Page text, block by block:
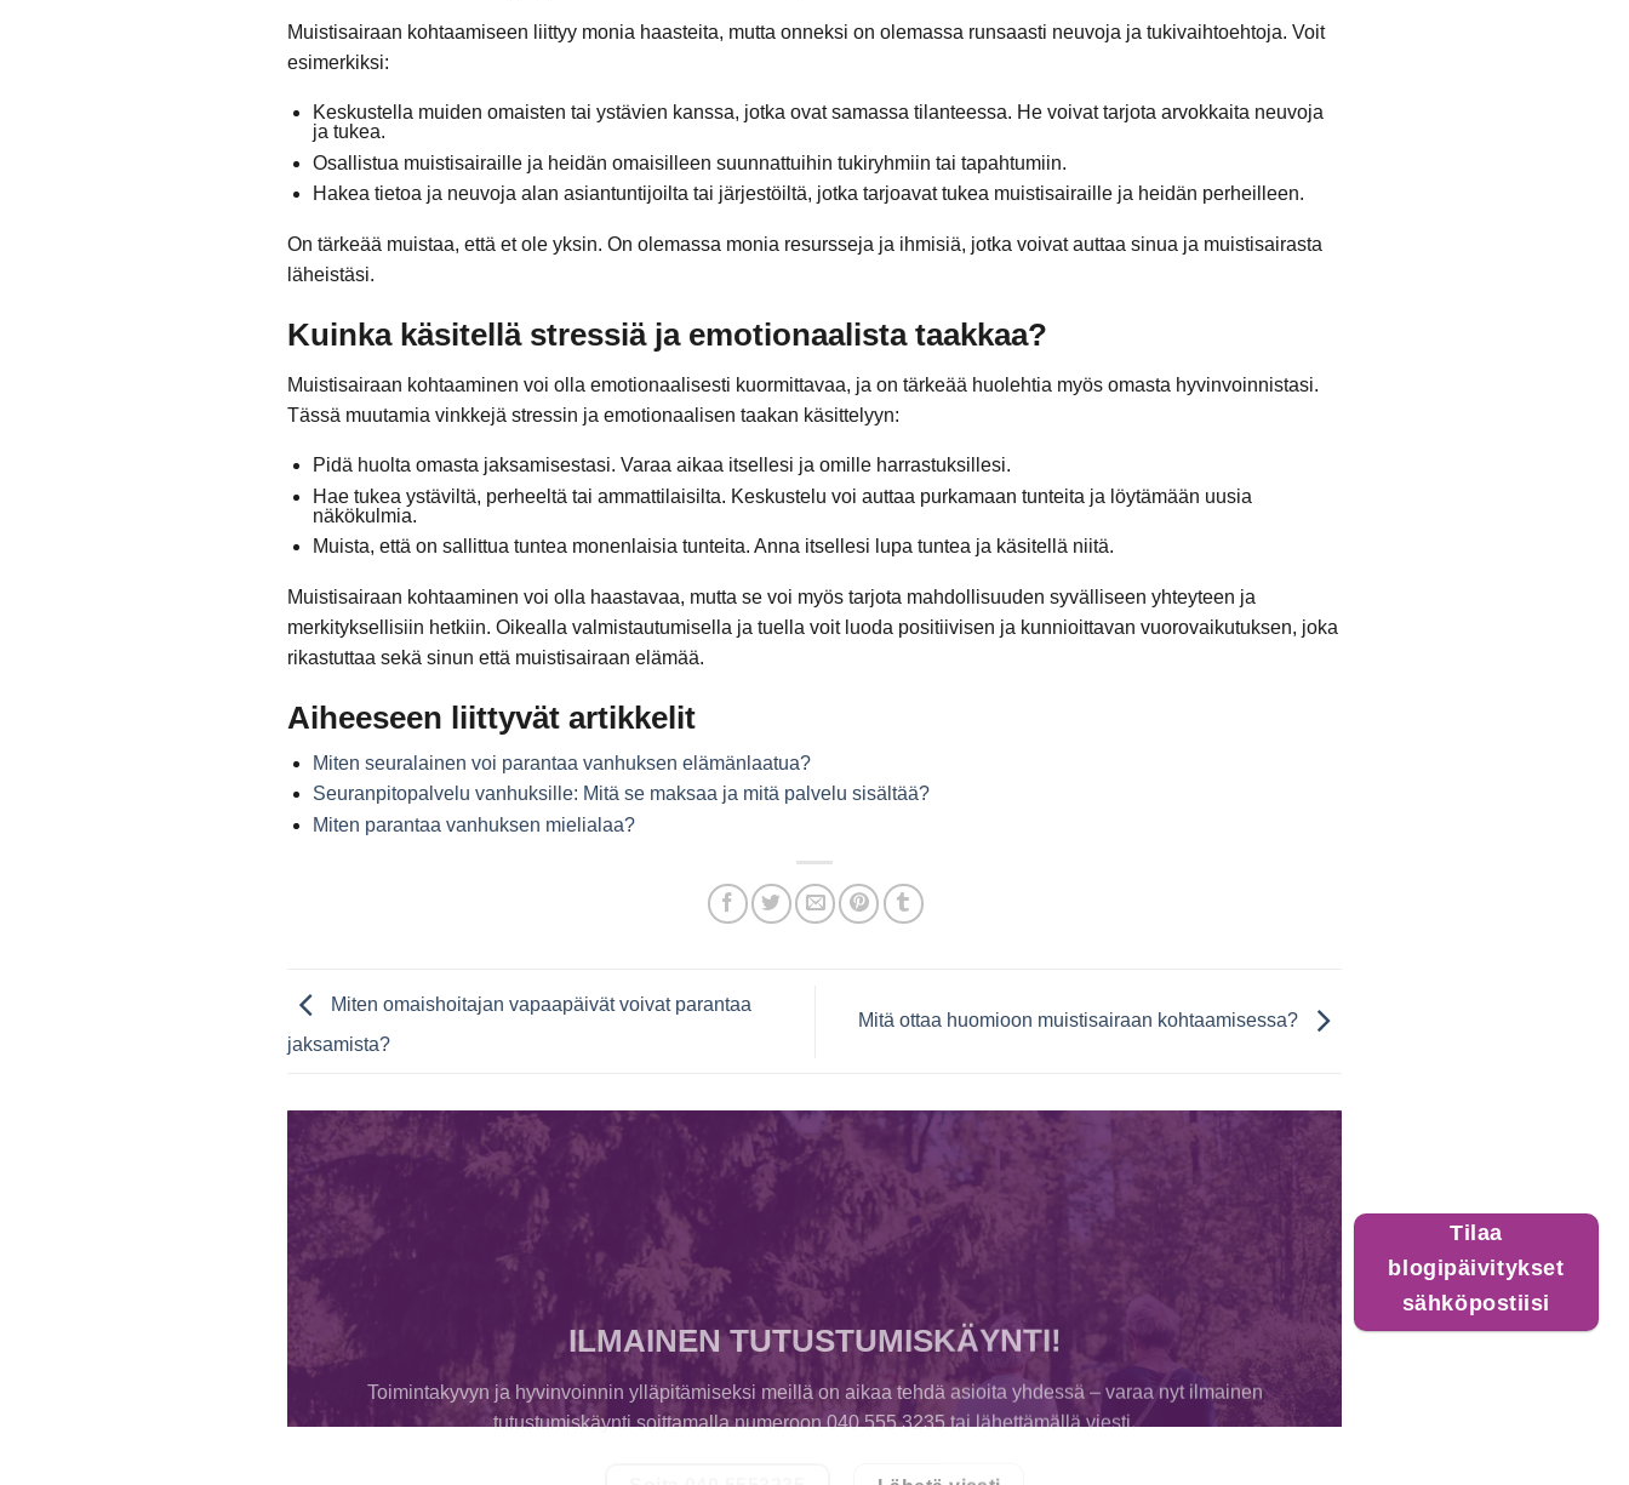
Muistisairaan kohtaamiseen liittyy monia haasteita, mutta onneksi on olemassa runsaasti neuvoja ja tukivaihtoehtoja. Voit
esimerkiksi:
Keskustella muiden omaisten tai ystävien kanssa, jotka ovat samassa tilanteessa. He voivat tarjota arvokkaita neuvoja
ja tukea.
Osallistua muistisairaille ja heidän omaisilleen suunnattuihin tukiryhmiin tai tapahtumiin.
Hakea tietoa ja neuvoja alan asiantuntijoilta tai järjestöiltä, jotka tarjoavat tukea muistisairaille ja heidän perheilleen.
On tärkeää muistaa, että et ole yksin. On olemassa monia resursseja ja ihmisiä, jotka voivat auttaa sinua ja muistisairasta
läheistäsi.
Kuinka käsitellä stressiä ja emotionaalista taakkaa?
Muistisairaan kohtaaminen voi olla emotionaalisesti kuormittavaa, ja on tärkeää huolehtia myös omasta hyvinvoinnistasi.
Tässä muutamia vinkkejä stressin ja emotionaalisen taakan käsittelyyn:
Pidä huolta omasta jaksamisestasi. Varaa aikaa itsellesi ja omille harrastuksillesi.
Hae tukea ystäviltä, perheeltä tai ammattilaisilta. Keskustelu voi auttaa purkamaan tunteita ja löytämään uusia
näkökulmia.
Muista, että on sallittua tuntea monenlaisia tunteita. Anna itsellesi lupa tuntea ja käsitellä niitä.
Muistisairaan kohtaaminen voi olla haastavaa, mutta se voi myös tarjota mahdollisuuden syvälliseen yhteyteen ja
merkityksellisiin hetkiin. Oikealla valmistautumisella ja tuella voit luoda positiivisen ja kunnioittavan vuorovaikutuksen, joka
rikastuttaa sekä sinun että muistisairaan elämää.
Aiheeseen liittyvät artikkelit
Miten seuralainen voi parantaa vanhuksen elämänlaatua?
Seuranpitopalvelu vanhuksille: Mitä se maksaa ja mitä palvelu sisältää?
Miten parantaa vanhuksen mielialaa?
Miten omaishoitajan vapaapäivät voivat parantaa
jaksamista?
Mitä ottaa huomioon muistisairaan kohtaamisessa?
Tilaa
blogipäivitykset
sähköpostiisi
ILMAINEN TUTUSTUMISKÄYNTI!
Toimintakyvyn ja hyvinvoinnin ylläpitämiseksi meillä on aikaa tehdä asioita yhdessä – varaa nyt ilmainen
tutustumiskäynti soittamalla numeroon 040 555 3235 tai lähettämällä viesti.